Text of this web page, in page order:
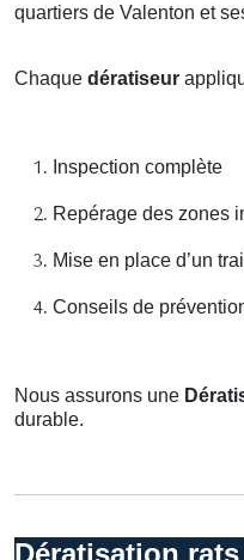
quartiers de Valenton et
Chaque dératiseur
Inspection complète
Repérage des zones
Mise en place d’un
Conseils de
Nous assurons une
durable.
Dératisation